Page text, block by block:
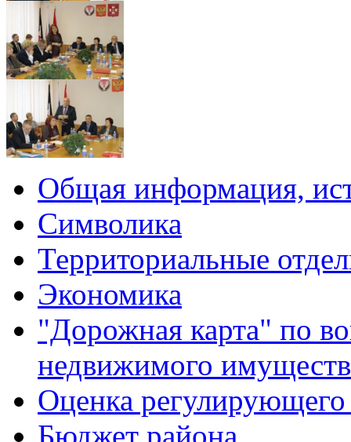
Общая информация,
Символика
Территориальные
Экономика
"Дорожная карта" по
недвижимого
Оценка регулирующего
Бюджет района